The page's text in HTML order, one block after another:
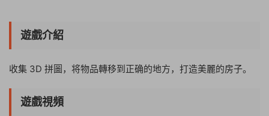
遊戲介紹
收集 3D 拼圖，将物品轉移到正确的地方，打造美麗的房子。
遊戲視頻